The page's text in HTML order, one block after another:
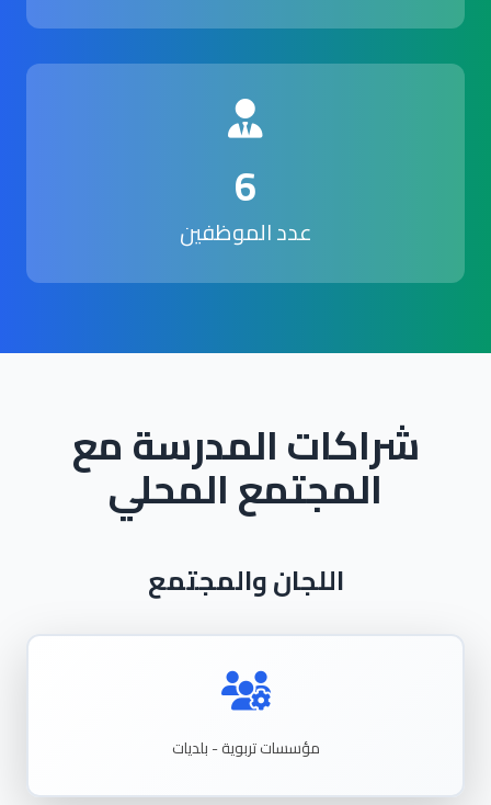
6
عدد الموظفين
شراكات المدرسة مع
المجتمع المحلي
اللجان والمجتمع
مؤسسات تربوية - بلديات